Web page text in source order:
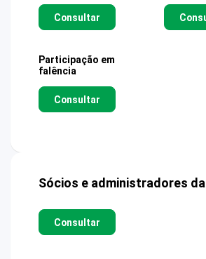
Consultar
Participação em
falência
Consultar
Sócios e administradores
Consultar